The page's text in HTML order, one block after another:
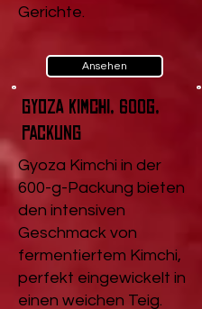
Gerichte.
Ansehen
Gyoza Kimchi, 600g,
Packung
Gyoza Kimchi in der
600-g-Packung bieten
den intensiven
Geschmack von
fermentiertem Kimchi,
perfekt eingewickelt in
einen weichen Teig.